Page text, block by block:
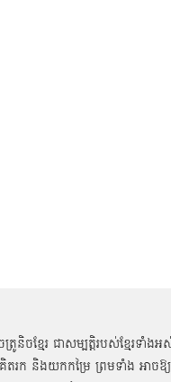
ខ្មែរ ជាសម្បតិ្តរបស់ខ្មែរទាំងអ
រក និងយកកម្រៃ ព្រមទាំង អាចឱ្យ